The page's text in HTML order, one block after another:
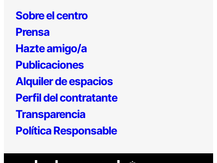
Sobre el centro
Prensa
Hazte amigo/a
Publicaciones
Alquiler de espacios
Perfil del contratante
Transparencia
Política Responsable